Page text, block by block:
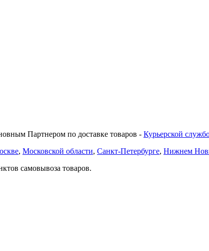
Партнером по доставке товаров - Курьерской
, Московской области, Санкт-Петербурге, Нижнем
самовывоза товаров.